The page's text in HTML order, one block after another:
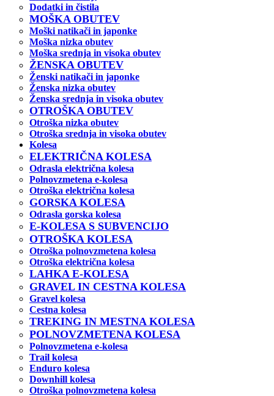
Dodatki in čistila
MOŠKA OBUTEV
Moški natikači in japonke
Moška nizka obutev
Moška srednja in visoka obutev
ŽENSKA OBUTEV
Ženski natikači in japonke
Ženska nizka obutev
Ženska srednja in visoka obutev
OTROŠKA OBUTEV
Otroška nizka obutev
Otroška srednja in visoka obutev
Kolesa
ELEKTRIČNA KOLESA
Odrasla električna kolesa
Polnovzmetena e-kolesa
Otroška električna kolesa
GORSKA KOLESA
Odrasla gorska kolesa
E-KOLESA S SUBVENCIJO
OTROŠKA KOLESA
Otroška polnovzmetena kolesa
Otroška električna kolesa
LAHKA E-KOLESA
GRAVEL IN CESTNA KOLESA
Gravel kolesa
Cestna kolesa
TREKING IN MESTNA KOLESA
POLNOVZMETENA KOLESA
Polnovzmetena e-kolesa
Trail kolesa
Enduro kolesa
Downhill kolesa
Otroška polnovzmetena kolesa